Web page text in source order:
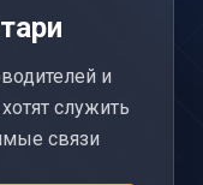
и
служить
связи